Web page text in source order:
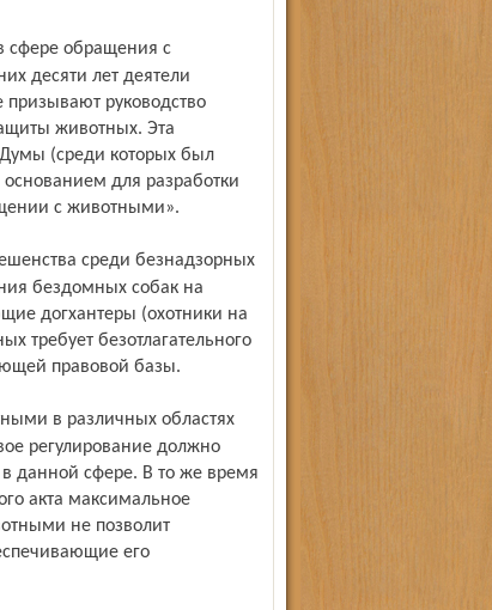
десяти лет деятели
руководство
животных. Эта
Думы (среди которых был
для разработки
с животными».
бездомных собак на
догхантеры (охотники на
требует безотлагательного
правовой базы.
регулирование должно
данной сфере. В то же время
акта максимальное
не позволит
его